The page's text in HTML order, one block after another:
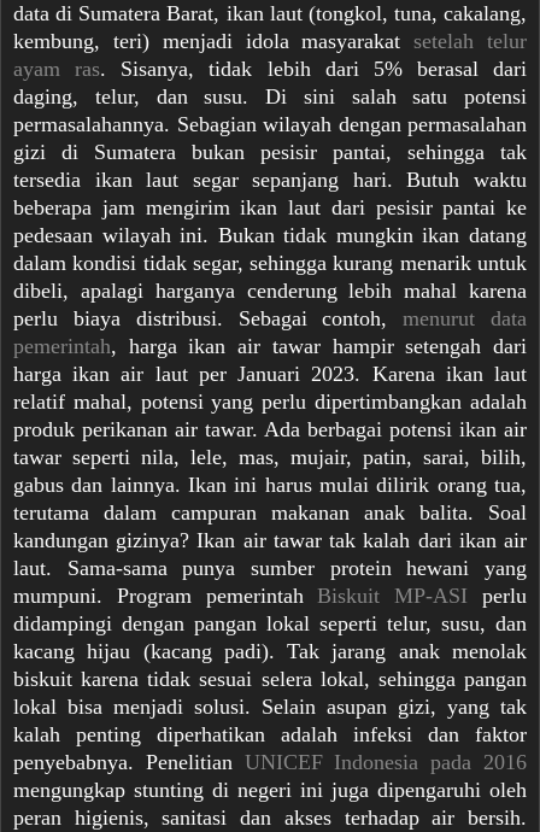
data di Sumatera Barat, ikan laut (tongkol, tuna, cakalang,
kembung, teri) menjadi idola masyarakatsetelah telur
ayam ras. Sisanya, tidak lebih dari 5% berasal dari
daging, telur, dan susu. Di sini salah satu potensi
permasalahannya. Sebagian wilayah dengan permasalahan
gizi di Sumatera bukan pesisir pantai, sehingga tak
tersedia ikan laut segar sepanjang hari. Butuh waktu
beberapa jam mengirim ikan laut dari pesisir pantai ke
pedesaan wilayah ini. Bukan tidak mungkin ikan datang
dalam kondisi tidak segar, sehingga kurang menarik untuk
dibeli, apalagi harganya cenderung lebih mahal karena
perlu biaya distribusi. Sebagai contoh,menurut data
pemerintah, harga ikan air tawar hampir setengah dari
harga ikan air laut per Januari 2023. Karena ikan laut
relatif mahal, potensi yang perlu dipertimbangkan adalah
produk perikanan air tawar. Ada berbagai potensi ikan air
tawar seperti nila, lele, mas, mujair, patin, sarai, bilih,
gabus dan lainnya. Ikan ini harus mulai dilirik orang tua,
terutama dalam campuran makanan anak balita. Soal
kandungan gizinya? Ikan air tawar tak kalah dari ikan air
laut. Sama-sama punya sumber protein hewani yang
mumpuni. Program pemerintahBiskuit MP-ASI perlu
didampingi dengan pangan lokal seperti telur, susu, dan
kacang hijau (kacang padi). Tak jarang anak menolak
biskuit karena tidak sesuai selera lokal, sehingga pangan
lokal bisa menjadi solusi. Selain asupan gizi, yang tak
kalah penting diperhatikan adalah infeksi dan faktor
penyebabnya. Penelitian UNICEF Indonesia pada 2016
mengungkap stunting di negeri ini juga dipengaruhi oleh
peran higienis, sanitasi dan akses terhadap air bersih.